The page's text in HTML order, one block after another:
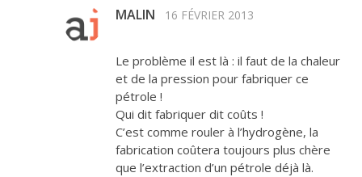
MALIN 16 FÉVRIER 2013
Le problème il est là : il faut de la chaleur
et de la pression pour fabriquer ce
pétrole !
Qui dit fabriquer dit coûts !
C’est comme rouler à l’hydrogène, la
fabrication coûtera toujours plus chère
que l’extraction d’un pétrole déjà là.